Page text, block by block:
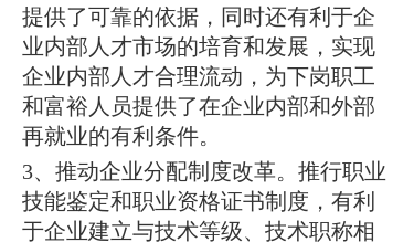
提供了可靠的依据，同时还有利于企
业内部人才市场的培育和发展，实现
企业内部人才合理流动，为下岗职工
和富裕人员提供了在企业内部和外部
再就业的有利条件。
3、推动企业分配制度改革。推行职业
技能鉴定和职业资格证书制度，有利
于企业建立与技术等级、技术职称相